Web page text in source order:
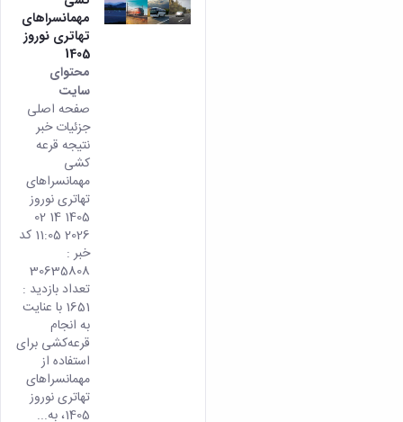
مهمانسراهای
تهاتری نوروز
1405
محتوای
سایت
صفحه اصلی
جزئیات خبر
نتیجه قرعه
کشی
مهمانسراهای
تهاتری نوروز
1405 14 02
2026 11:05 کد
خبر :
30635808
تعداد بازدید :
1651 با عنایت
به انجام
قرعه‌کشی برای
استفاده از
مهمانسراهای
تهاتری نوروز
1405، به...